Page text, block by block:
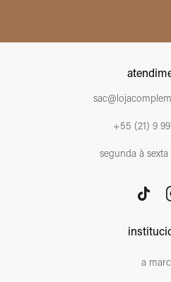
+55 (21) 9
segunda à sexta
a